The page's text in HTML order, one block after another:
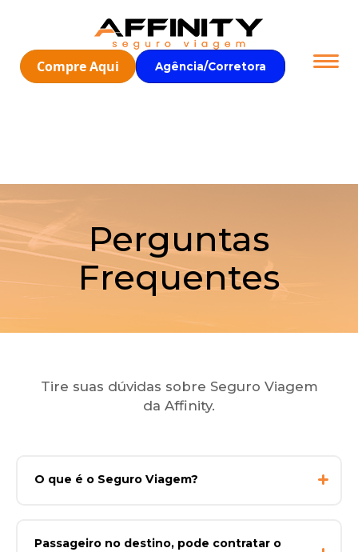
Compre Aqui Agência/Corretora
Perguntas
Frequentes
Tire suas dúvidas sobre Seguro Viagem
da Affinity.
O que é o Seguro Viagem?
Passageiro no destino, pode contratar o